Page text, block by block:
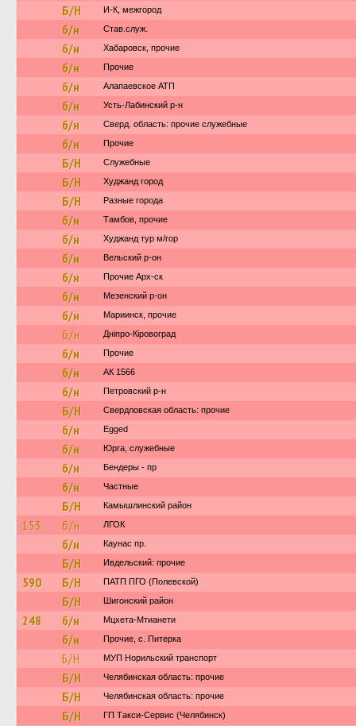
Б/Н И-К, межгород
б/н Став.служ.
б/н Хабаровск, прочие
б/н Прочие
б/н Алапаевское АТП
б/н Усть-Лабинский р-н
б/н Сверд. область: прочие служебные
б/н Прочие
Б/Н Служебные
Б/Н Худжанд город
Б/Н Разные города
б/н Тамбов, прочие
б/н Худжанд тур м/гор
б/н Вельский р-он
б/н Прочие Арх-ск
б/н Мезенский р-он
б/н Мариинск, прочие
б/н Дніпро-Кіровоград
б/н Прочие
б/н АК 1566
б/н Петровский р-н
Б/Н Свердловская область: прочие
б/н Egged
б/н Юрга, служебные
б/н Бендеры - пр
б/н Частные
Б/Н Камышлинский район
153 б/н ЛГОК
б/н Каунас пр.
Б/Н Ивдельский: прочие
590 Б/Н ПАТП ПГО (Полевской)
Б/Н Шигонский район
248 б/н Мцхета-Мтианети
б/н Прочие, с. Питерка
Б/Н МУП Норильский транспорт
Б/Н Челябинская область: прочие
Б/Н Челябинская область: прочие
Б/Н ГП Такси-Сервис (Челябинск)